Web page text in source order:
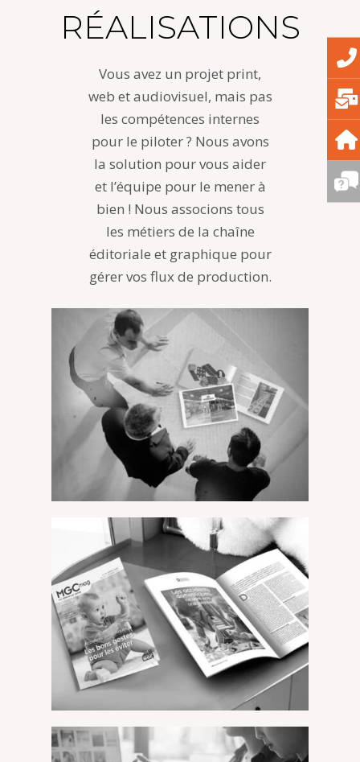
RÉALISATIONS
Vous avez un projet print,
web et audiovisuel, mais pas
les compétences internes
pour le piloter ? Nous avons
la solution pour vous aider
et l’équipe pour le mener à
bien ! Nous associons tous
les métiers de la chaîne
éditoriale et graphique pour
gérer vos flux de production.
GERGONNE – Livre d’entreprise